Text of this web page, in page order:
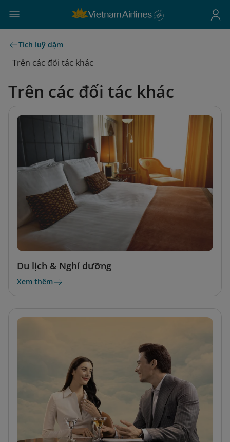
Tích luỹ dặm
Trên các đối tác khác
Trên các đối tác khác
Du lịch & Nghỉ dưỡng
Xem thêm